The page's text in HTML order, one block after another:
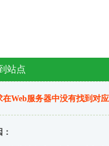
站点
在Web服务器中没有找到对